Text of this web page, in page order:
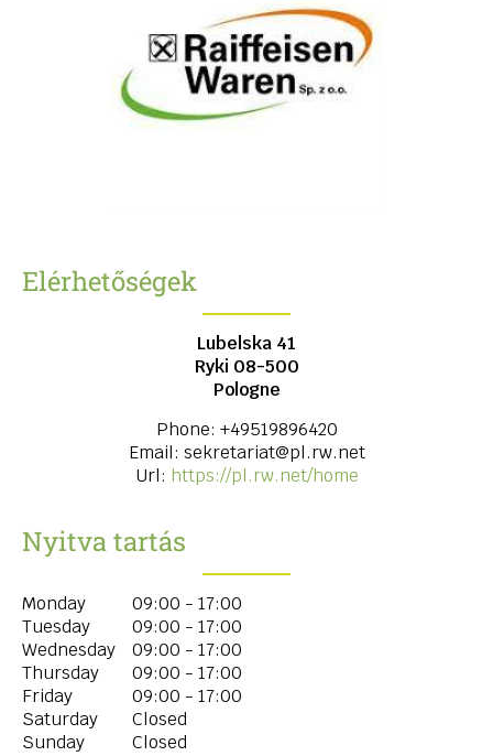
Elérhetőségek
Lubelska 41
Ryki 08-500
Pologne
Phone: +49519896420
Email: sekretariat@pl.rw.net
Url: https://pl.rw.net/home
Nyitva tartás
Monday
09:00 - 17:00
Tuesday
09:00 - 17:00
Wednesday
09:00 - 17:00
Thursday
09:00 - 17:00
Friday
09:00 - 17:00
Saturday
Closed
Sunday
Closed